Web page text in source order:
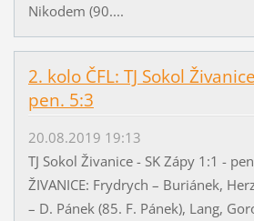
Nikodem (90....
2. kolo ČFL: TJ Sokol
pen. 5:3
20.08.2019 19:13
TJ Sokol Živanice - SK Zápy 1:1 -
ŽIVANICE: Frydrych – Buriánek,
– D. Pánek (85. F. Pánek), Lang,